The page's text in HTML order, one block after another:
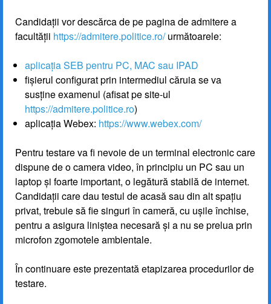
Candidații vor descărca de pe pagina de admitere a
facultății https://admitere.politice.ro/următoarele:
aplicația SEB pentru PC, MAC sau IPAD
fișierul configurat prin intermediul căruia se va
susține examenul (afisat pe site-ul
https://admitere.politice.ro)
aplicația Webex: https://www.webex.com/
Pentru testare va fi nevoie de un terminal electronic care
dispune de o camera video, în principiu un PC sau un
laptop și foarte important, o legătură stabilă de internet.
Candidații care dau testul de acasă sau din alt spațiu
privat, trebuie să fie singuri în cameră, cu ușile închise,
pentru a asigura liniștea necesară și a nu se prelua prin
microfon zgomotele ambientale.
În continuare este prezentată etapizarea procedurilor de
testare.